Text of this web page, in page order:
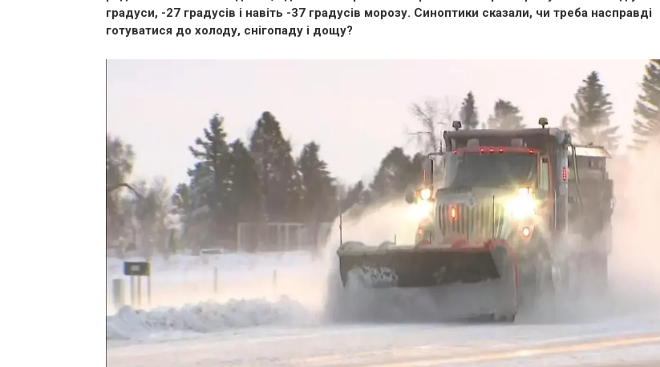
градуси, -27 градусів і навіть -37 градусів морозу. Синоптики сказали, чи треба насправді
готуватися до холоду, снігопаду і дощу?